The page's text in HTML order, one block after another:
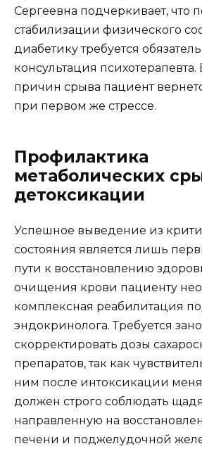
Сергеевна подчеркивает, что
стабилизации физического
диабетику требуется
консультация
причин срыва пациент
при первом же стрессе.
Профилактика
метаболических
детоксикации
Успешное выведение из
состояния является лишь
пути к восстановлению
очищения крови пациенту
комплексная реабилитация
эндокринолога. Требуется
скорректировать дозы
препаратов, так как
ним после интоксикации
должен строго соблюдать
направленную на
печени и поджелудочной